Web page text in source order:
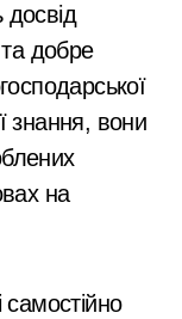
та добре
знання, вони
на